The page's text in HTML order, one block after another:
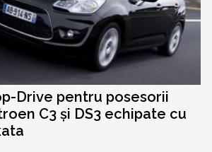
Drive pentru posesorii
C3 și DS3 echipate cu